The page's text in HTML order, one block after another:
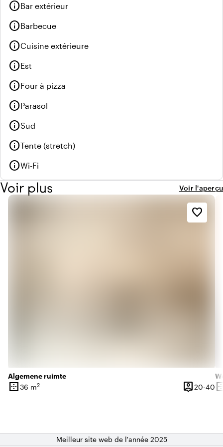
infoBar extérieur
infoBarbecue
infoCuisine extérieure
infoEst
infoFour à pizza
infoParasol
infoSud
infoTente (stretch)
infoWi-Fi
Voir plus Voir l'aperçu
Algemene ruimte
border_outer
Superficie
36 m2 person_pin
Capacité
20-40
favorite_border
Meilleur site web de l'année 2025